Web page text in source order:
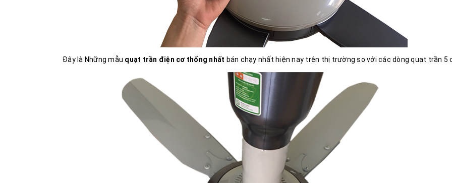
Đây là Những mẫu quạt trần điện cơ thống nhất bán chạy nhất hiện nay trên thị trường so với các dòng quạt trần 5